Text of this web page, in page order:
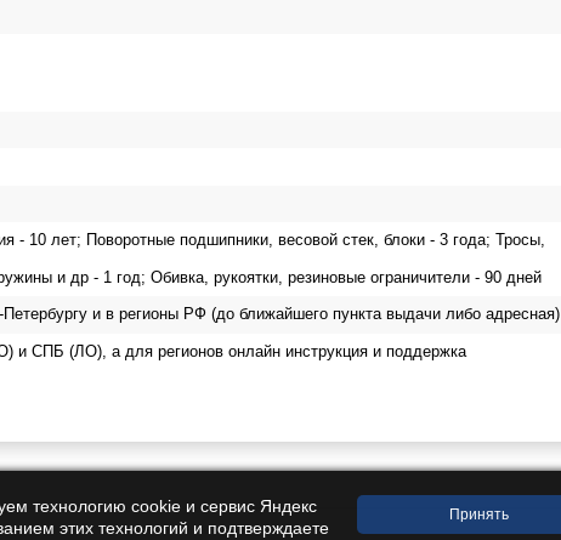
- 10 лет; Поворотные подшипники, весовой стек, блоки - 3 года; Тросы,
и др - 1 год; Обивка, рукоятки, резиновые ограничители - 90 дней
и в регионы РФ (до ближайшего пункта выдачи либо адресная)
и СПБ (ЛО), а для регионов онлайн инструкция и поддержка
технологию cookie и сервис Яндекс
этих технологий и подтверждаете